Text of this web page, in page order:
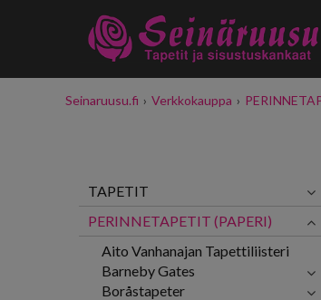
Seinaruusu.fi › Verkkokauppa ›
TAPETIT
PERINNETAPETIT (PAPERI)
Aito Vanhanajan Tapettiliisteri
Barneby Gates
Boråstapeter